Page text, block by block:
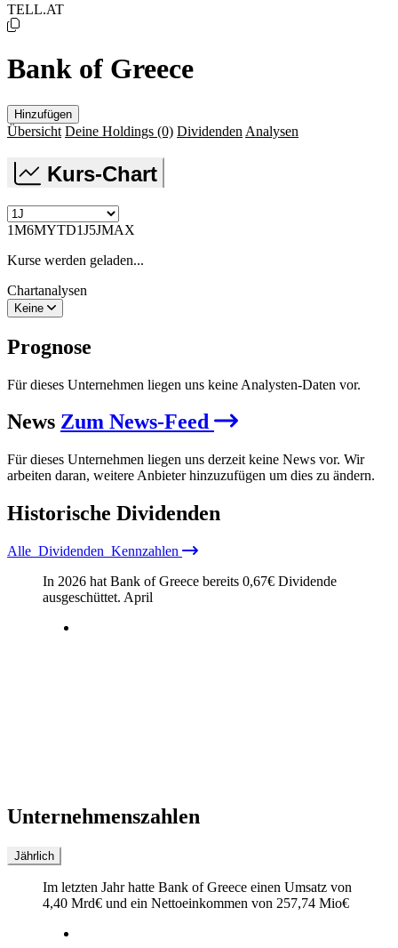
TELL.AT
Bank of Greece
Hinzufügen
Übersicht Deine Holdings (0) Dividenden Analysen
Kurs-Chart
1M6MYTD1J5JMAX
Kurse werden geladen...
Chartanalysen
Keine
Prognose
Für dieses Unternehmen liegen uns keine Analysten-Daten vor.
News Zum News-Feed
Für dieses Unternehmen liegen uns derzeit keine News vor. Wir
arbeiten daran, weitere Anbieter hinzuzufügen um dies zu ändern.
Historische Dividenden
Alle Dividenden Kennzahlen
In 2026 hat Bank of Greece bereits 0,67€ Dividende
ausgeschüttet. April
Unternehmenszahlen
Jährlich
Im letzten Jahrhatte Bank of Greece einen Umsatz von
4,40 Mrd€ und ein Nettoeinkommen von 257,74 Mio€